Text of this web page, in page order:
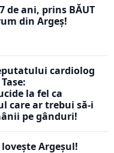
de ani, prins BĂUT
din Argeș!
cardiolog
la fel ca
care ar trebui să-i
pe gânduri!
lovește Argeșul!